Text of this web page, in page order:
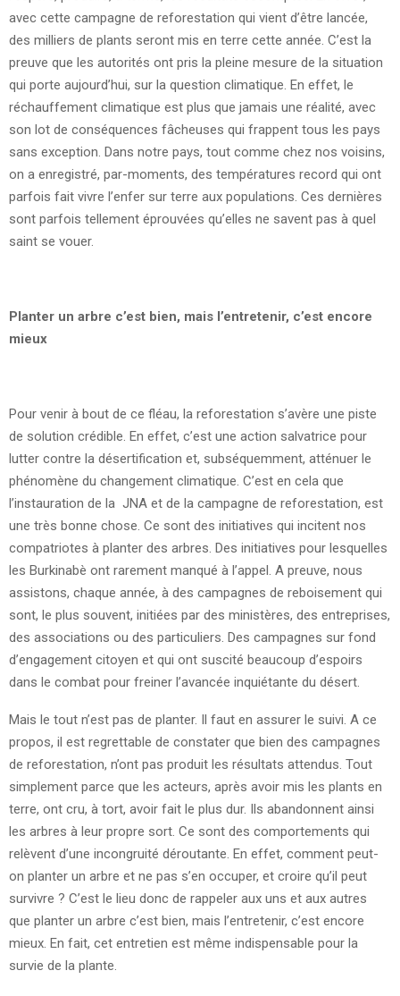
avec cette campagne de reforestation qui vient d’être lancée,
des milliers de plants seront mis en terre cette année. C’est la
preuve que les autorités ont pris la pleine mesure de la situation
qui porte aujourd’hui, sur la question climatique. En effet, le
réchauffement climatique est plus que jamais une réalité, avec
son lot de conséquences fâcheuses qui frappent tous les pays
sans exception. Dans notre pays, tout comme chez nos voisins,
on a enregistré, par-moments, des températures record qui ont
parfois fait vivre l’enfer sur terre aux populations. Ces dernières
sont parfois tellement éprouvées qu’elles ne savent pas à quel
saint se vouer.
Planter un arbre c’est bien, mais l’entretenir, c’est encore
mieux
Pour venir à bout de ce fléau, la reforestation s’avère une piste
de solution crédible. En effet, c’est une action salvatrice pour
lutter contre la désertification et, subséquemment, atténuer le
phénomène du changement climatique. C’est en cela que
l’instauration de la JNA et de la campagne de reforestation, est
une très bonne chose. Ce sont des initiatives qui incitent nos
compatriotes à planter des arbres. Des initiatives pour lesquelles
les Burkinabè ont rarement manqué à l’appel. A preuve, nous
assistons, chaque année, à des campagnes de reboisement qui
sont, le plus souvent, initiées par des ministères, des entreprises,
des associations ou des particuliers. Des campagnes sur fond
d’engagement citoyen et qui ont suscité beaucoup d’espoirs
dans le combat pour freiner l’avancée inquiétante du désert.
Mais le tout n’est pas de planter. Il faut en assurer le suivi. A ce
propos, il est regrettable de constater que bien des campagnes
de reforestation, n’ont pas produit les résultats attendus. Tout
simplement parce que les acteurs, après avoir mis les plants en
terre, ont cru, à tort, avoir fait le plus dur. Ils abandonnent ainsi
les arbres à leur propre sort. Ce sont des comportements qui
relèvent d’une incongruité déroutante. En effet, comment peut-
on planter un arbre et ne pas s’en occuper, et croire qu’il peut
survivre ? C’est le lieu donc de rappeler aux uns et aux autres
que planter un arbre c’est bien, mais l’entretenir, c’est encore
mieux. En fait, cet entretien est même indispensable pour la
survie de la plante.